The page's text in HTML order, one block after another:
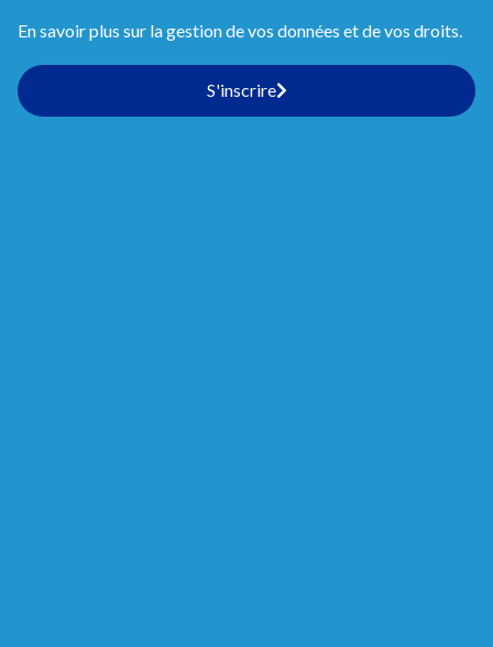
En savoir plus sur la gestion de vos données et de vos droits.
S'inscrire